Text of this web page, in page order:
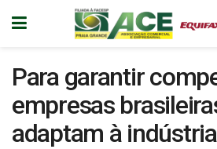
Para garantir
empresas
adaptam à